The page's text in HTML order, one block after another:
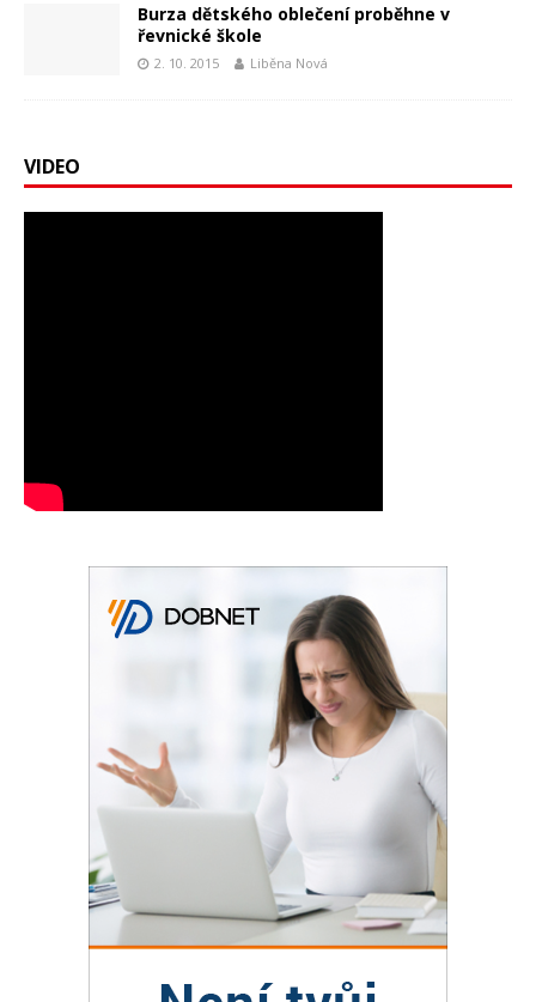
Burza dětského oblečení proběhne v
řevnické škole
2. 10. 2015 Liběna Nová
VIDEO